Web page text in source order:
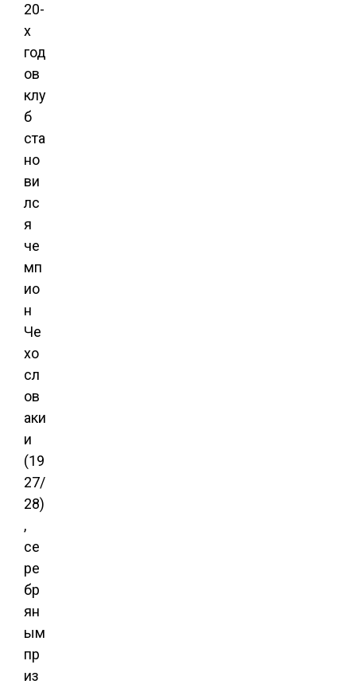
20-
х
год
ов
клу
б
ста
но
ви
лс
я
че
мп
ио
н
Че
хо
сл
ов
аки
и
(19
27/
28)
,
се
ре
бр
ян
ым
пр
из